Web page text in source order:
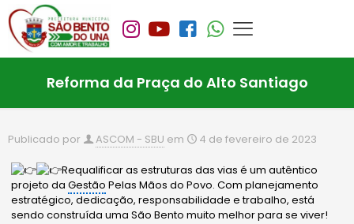
Reforma da Praça do Alto Santiago
Publicado por ASCOM - SBU em 4 de fevereiro de 2023
Requalificar as estruturas das vias é um autêntico
projeto daGestão Pelas Mãos do Povo. Com planejamento
estratégico, dedicação, responsabilidade e trabalho, está
sendo construída uma São Bento muito melhor para se viver!